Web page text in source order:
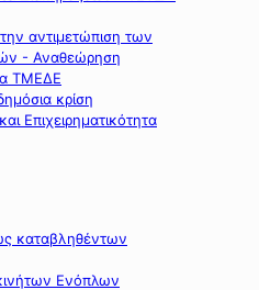
αντιμετώπιση των
- Αναθεώρηση
ΤΜΕΔΕ
κρίση
Επιχειρηματικότητα
καταβληθέντων
Ενόπλων